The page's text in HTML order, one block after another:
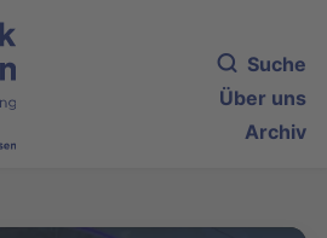
Suche
Über uns
Archiv